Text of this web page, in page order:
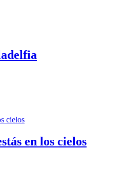
en los cielos